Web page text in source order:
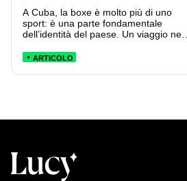
A Cuba, la boxe è molto più di uno
sport: è una parte fondamentale
dell’identità del paese. Un viaggio nelle
fatiscenti, Hemingway e giovani
ARTICOLO